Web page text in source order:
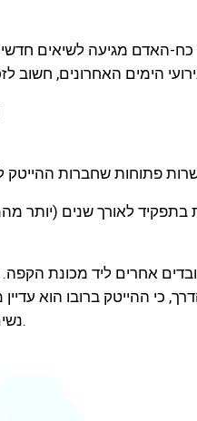
האדם מגיעה לשיאים
הימים האחרונים, חשוב
בתפקיד לאורך שנים (יותר
אחרים ליד מכונת הקפה.
ההייטק ברובו הוא
נשים, המהוות 51% מהאוכלוסייה, נמצאות בייצוג חסר בענף.